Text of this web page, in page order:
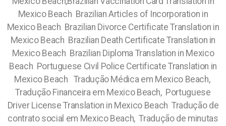
Mexico Beach Brazilian Articles of Incorporation in
Mexico Beach Brazilian Divorce Certificate Translation in
Mexico Beach Brazilian Death Certificate Translation in
Mexico Beach Brazilian Diploma Translation in Mexico
Beach Portuguese Civil Police Certificate Translation in
Mexico Beach Tradução Médica em Mexico Beach,
Tradução Financeira em Mexico Beach, Portuguese
Driver License Translation in Mexico Beach Tradução de
contrato social em Mexico Beach, Tradução de minutas